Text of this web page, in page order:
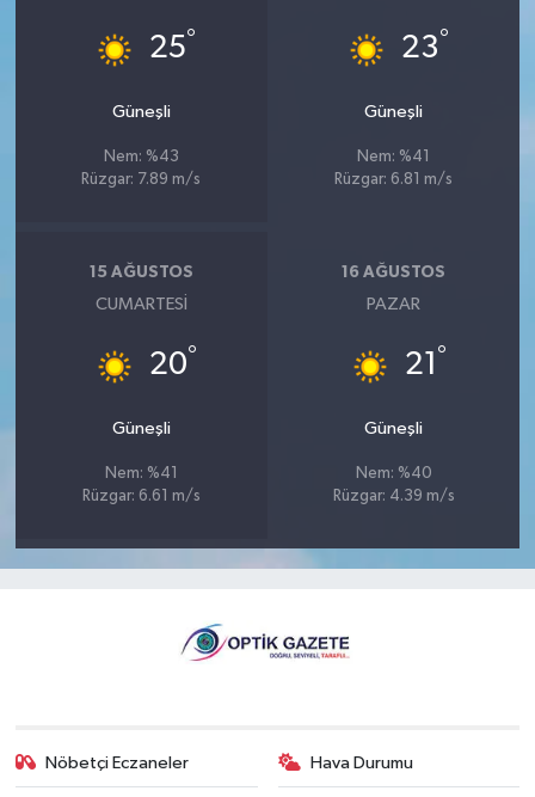
25°
Güneşli
Nem: %43
Rüzgar: 7.89 m/s
23°
Güneşli
Nem: %41
Rüzgar: 6.81 m/s
15 AĞUSTOS
CUMARTESI
20°
Güneşli
Nem: %41
Rüzgar: 6.61 m/s
16 AĞUSTOS
PAZAR
21 °
Güneşli
Nem: %40
Rüzgar: 4.39 m/s
Nöbetçi Eczaneler Hava Durumu